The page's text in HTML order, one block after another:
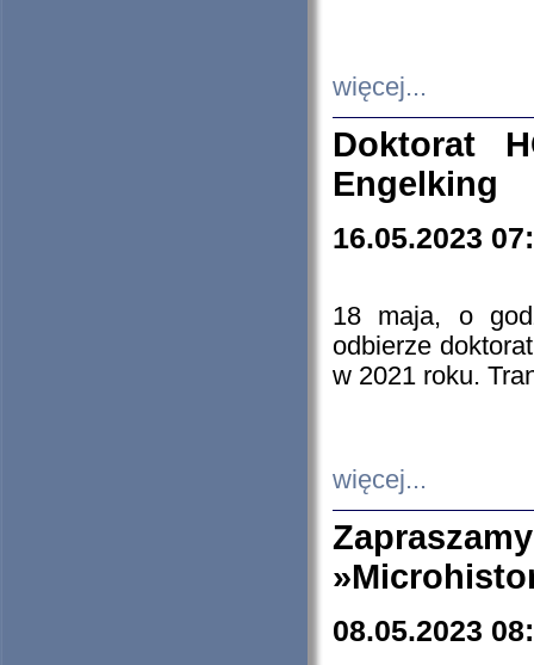
więcej...
Doktorat
Engelking
16.05.2023
18 maja, o
odbierze
w 2021 roku.
więcej...
08.05.2023